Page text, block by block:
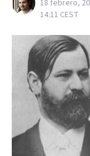
18 febrero,
14:11 CEST